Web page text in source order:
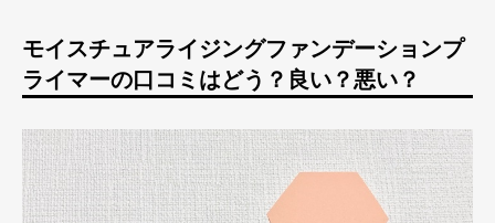
モイスチュアライジングファンデーションプ
ライマーの口コミはどう？良い？悪い？